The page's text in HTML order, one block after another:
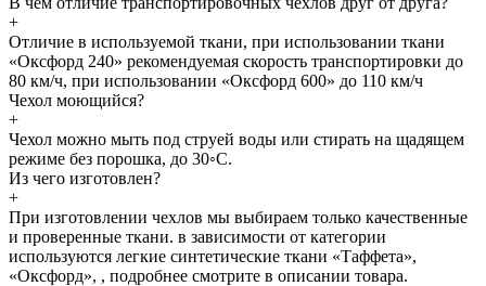
+
Отличие в используемой ткани, при использовании ткани
«Оксфорд 240» рекомендуемая скорость транспортировки до
80 км/ч, при использовании «Оксфорд 600» до 110 км/ч
Чехол моющийся?
+
Чехол можно мыть под струей воды или стирать на щадящем
режиме без порошка, до 30◦С.
Из чего изготовлен?
+
При изготовлении чехлов мы выбираем только качественные
и проверенные ткани. в зависимости от категории
используются легкие синтетические ткани «Таффета»,
«Оксфорд», , подробнее смотрите в описании товара.